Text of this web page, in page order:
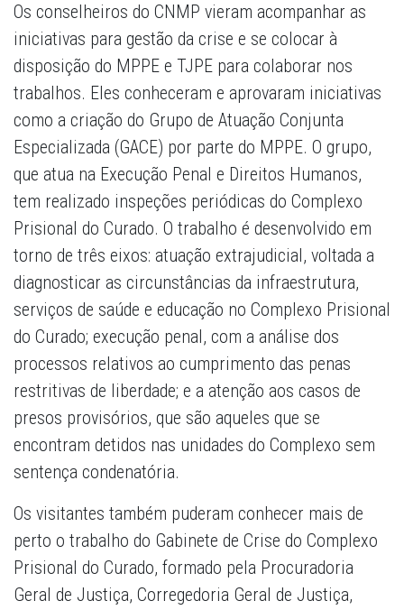
Os conselheiros do CNMP vieram acompanhar as
iniciativas para gestão da crise e se colocar à
disposição do MPPE e TJPE para colaborar nos
trabalhos. Eles conheceram e aprovaram iniciativas
como a criação do Grupo de Atuação Conjunta
Especializada (GACE) por parte do MPPE. O grupo,
que atua na Execução Penal e Direitos Humanos,
tem realizado inspeções periódicas do Complexo
Prisional do Curado. O trabalho é desenvolvido em
torno de três eixos: atuação extrajudicial, voltada a
diagnosticar as circunstâncias da infraestrutura,
serviços de saúde e educação no Complexo Prisional
do Curado; execução penal, com a análise dos
processos relativos ao cumprimento das penas
restritivas de liberdade; e a atenção aos casos de
presos provisórios, que são aqueles que se
encontram detidos nas unidades do Complexo sem
sentença condenatória.
Os visitantes também puderam conhecer mais de
perto o trabalho do Gabinete de Crise do Complexo
Prisional do Curado, formado pela Procuradoria
Geral de Justiça, Corregedoria Geral de Justiça,